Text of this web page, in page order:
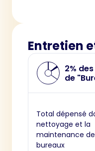
Entretien
2%
de
Total dépensé
nettoyage et la
maintenance
bureaux